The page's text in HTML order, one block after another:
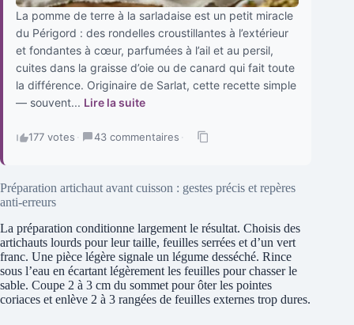
La pomme de terre à la sarladaise est un petit miracle
du Périgord : des rondelles croustillantes à l’extérieur
et fondantes à cœur, parfumées à l’ail et au persil,
cuites dans la graisse d’oie ou de canard qui fait toute
la différence. Originaire de Sarlat, cette recette simple
— souvent... Lire la suite
177 votes · 43 commentaires ·
Préparation artichaut avant cuisson : gestes précis et repères
anti-erreurs
La préparation conditionne largement le résultat. Choisis des
artichauts lourds pour leur taille, feuilles serrées et d’un vert
franc. Une pièce légère signale un légume desséché. Rince
sous l’eau en écartant légèrement les feuilles pour chasser le
sable. Coupe 2 à 3 cm du sommet pour ôter les pointes
coriaces et enlève 2 à 3 rangées de feuilles externes trop dures.